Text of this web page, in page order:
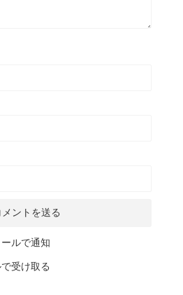
ルで通知
受け取る